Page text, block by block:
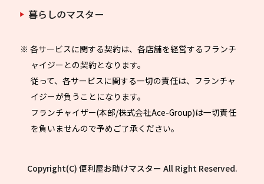
暮らしのマスター
※ 各サービスに関する契約は、各店舗を経営するフランチ
ャイジーとの契約となります。
従って、各サービスに関する一切の責任は、フランチャ
イジーが負うことになります。
フランチャイザー(本部/株式会社Ace-Group)は一切責任
を負いませんので予めご了承ください。
Copyright(C) 便利屋お助けマスター All Right Reserved.